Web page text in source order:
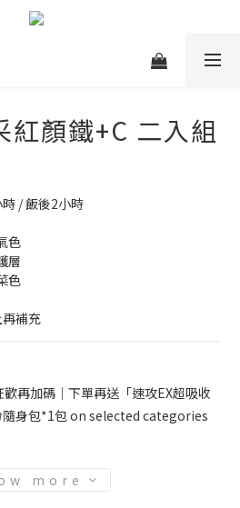
紅顏鐵+C 二入組
/ 飯後2小時
色
層
色
補充
歡再加碼｜下單再送「速攻EX超吸收
隨身包*1包 on selected categories
more